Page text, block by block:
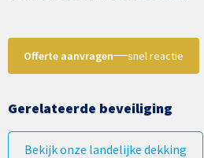
Offerte aanvragen snel reactie
Gerelateerde beveiliging
Bekijk onze landelijke dekking